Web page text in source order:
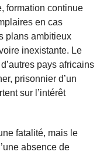
formation continue
en cas
plans ambitieux
inexistante. Le
pays africains
prisonnier d’un
sur l’intérêt
fatalité, mais le
absence de